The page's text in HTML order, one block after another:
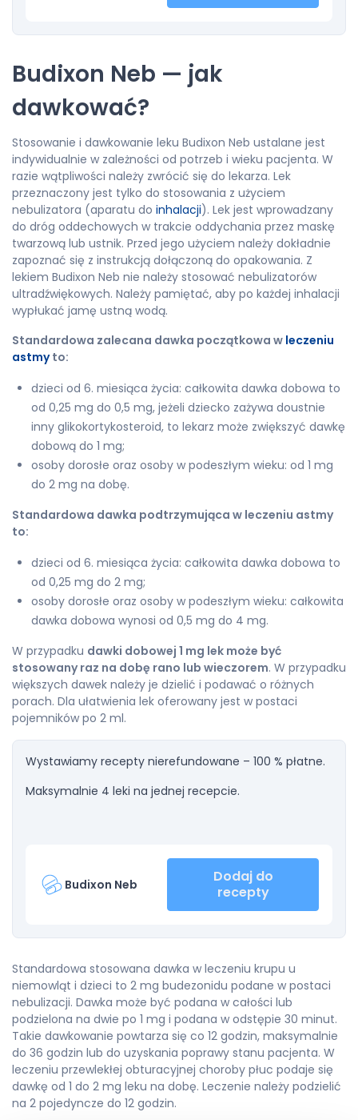
Budixon Neb — jak
dawkować?
Stosowanie i dawkowanie leku Budixon Neb ustalane jest
indywidualnie w zależności od potrzeb i wieku pacjenta. W
razie wątpliwości należy zwrócić się do lekarza. Lek
przeznaczony jest tylko do stosowania z użyciem
nebulizatora (aparatu do inhalacji). Lek jest wprowadzany
do dróg oddechowych w trakcie oddychania przez maskę
twarzową lub ustnik. Przed jego użyciem należy dokładnie
zapoznać się z instrukcją dołączoną do opakowania. Z
lekiem Budixon Neb nie należy stosować nebulizatorów
ultradźwiękowych. Należy pamiętać, aby po każdej inhalacji
wypłukać jamę ustną wodą.
Standardowa zalecana dawka początkowa w leczeniu
astmyto:
dzieci od 6. miesiąca życia: całkowita dawka dobowa to
od 0,25 mg do 0,5 mg, jeżeli dziecko zażywa doustnie
inny glikokortykosteroid, to lekarz może zwiększyć dawkę
dobową do 1 mg;
osoby dorosłe oraz osoby w podeszłym wieku: od 1 mg
do 2 mg na dobę.
Standardowa dawka podtrzymująca w leczeniu astmy
to:
dzieci od 6. miesiąca życia: całkowita dawka dobowa to
od 0,25 mg do 2 mg;
osoby dorosłe oraz osoby w podeszłym wieku: całkowita
dawka dobowa wynosi od 0,5 mg do 4 mg.
W przypadku dawki dobowej 1 mg lek może być
stosowany raz na dobę rano lub wieczorem. W przypadku
większych dawek należy je dzielić i podawać o różnych
porach. Dla ułatwienia lek oferowany jest w postaci
pojemników po 2 ml.
Wystawiamy recepty nierefundowane – 100 % płatne.
Maksymalnie 4 leki na jednej recepcie.
Budixon Neb
Dodaj do
recepty
Standardowa stosowana dawka w leczeniu krupu u
niemowląt i dzieci to 2 mg budezonidu podane w postaci
nebulizacji. Dawka może być podana w całości lub
podzielona na dwie po 1 mg i podana w odstępie 30 minut.
Takie dawkowanie powtarza się co 12 godzin, maksymalnie
do 36 godzin lub do uzyskania poprawy stanu pacjenta. W
leczeniu przewlekłej obturacyjnej choroby płuc podaje się
dawkę od 1 do 2 mg leku na dobę. Leczenie należy podzielić
na 2 pojedyncze do 12 godzin.